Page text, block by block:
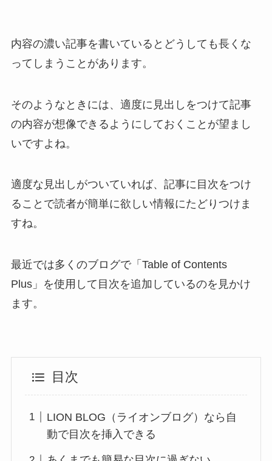
内容の濃い記事を書いているとどうしても長くな
ってしまうことがあります。
そのようなときには、適度に見出しをつけて記事
の内容が想像できるようにしておくことが望まし
いですよね。
適度な見出しがついていれば、記事に目次をつけ
ることで読者が簡単に欲しい情報にたどりつけま
すね。
最近では多くのブログで「Table of Contents
Plus」を使用して目次を追加しているのを見かけ
ます。
目次
LION BLOG（ライオンブログ）なら自
動で目次を挿入できる